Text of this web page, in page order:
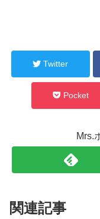
Twitter
Pocket
Mrs.
関連記事